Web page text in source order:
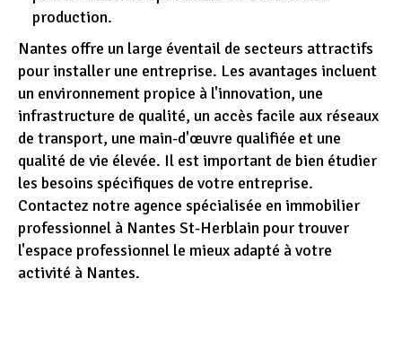
production.
Nantes offre un large éventail de secteurs attractifs
pour installer une entreprise. Les avantages incluent
un environnement propice à l'innovation, une
infrastructure de qualité, un accès facile aux réseaux
de transport, une main-d'œuvre qualifiée et une
qualité de vie élevée. Il est important de bien étudier
les besoins spécifiques de votre entreprise.
Contactez notre agence spécialisée en immobilier
professionnel à Nantes St-Herblain pour trouver
l'espace professionnel le mieux adapté à votre
activité à Nantes.